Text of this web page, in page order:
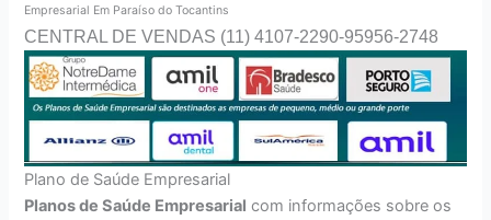
Empresarial Em Paraíso do Tocantins
CENTRAL DE VENDAS (11) 4107-2290-95956-2748
Plano de Saúde Empresarial
Planos de Saúde Empresarial com informações sobre os